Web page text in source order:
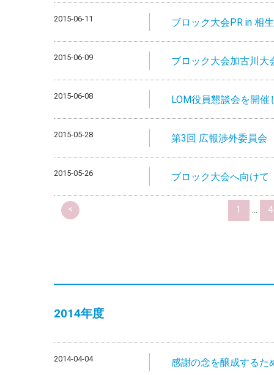
2015-06-11 ブロック大会PR in 相
2015-06-09 ブロック大会加古川大
2015-06-08 LOM役員懇談会を開催
2015-05-28 第3回 広報渉外委員会
2015-05-26 ブロック大会へ向けて
< 1 ... 4
2014年度
2014-04-04 感謝の念を醸成するた